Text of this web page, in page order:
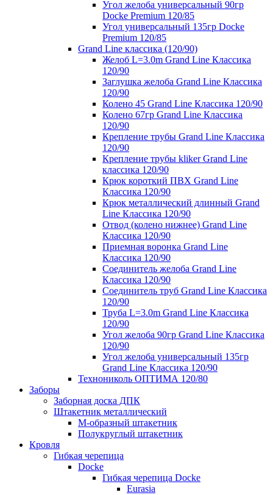
Угол желоба универсальный 90гр
Docke Premium 120/85
Угол универсальный 135гр Docke
Premium 120/85
Grand Line классика (120/90)
Желоб L=3.0m Grand Line Классика
120/90
Заглушка желоба Grand Line Классика
120/90
Колено 45 Grand Line Классика 120/90
Колено 67гр Grand Line Классика
120/90
Крепление трубы Grand Line Классика
120/90
Крепление трубы kliker Grand Line
классика 120/90
Крюк короткий ПВХ Grand Line
Классика 120/90
Крюк металлический длинный Grand
Line Классика 120/90
Отвод (колено нижнее) Grand Line
Классика 120/90
Приемная воронка Grand Line
Классика 120/90
Соединитель желоба Grand Line
Классика 120/90
Соединитель труб Grand Line Классика
120/90
Труба L=3.0m Grand Line Классика
120/90
Угол желоба 90гр Grand Line Классика
120/90
Угол желоба универсальный 135гр
Grand Line Классика 120/90
Технониколь ОПТИМА 120/80
Заборы
Заборная доска ДПК
Штакетник металлический
М-образный штакетник
Полукруглый штакетник
Кровля
Гибкая черепица
Docke
Гибкая черепица Docke
Eurasia